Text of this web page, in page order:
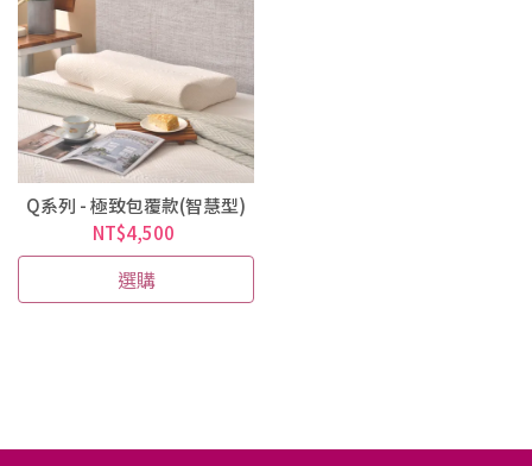
Q系列 - 極致包覆款(智慧型)
NT$4,500
選購